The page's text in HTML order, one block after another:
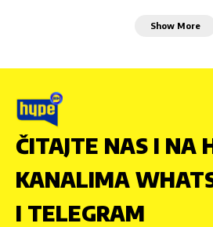
Show More
ČITAJTE NAS I NA
KANALIMA
I TELEGRAM